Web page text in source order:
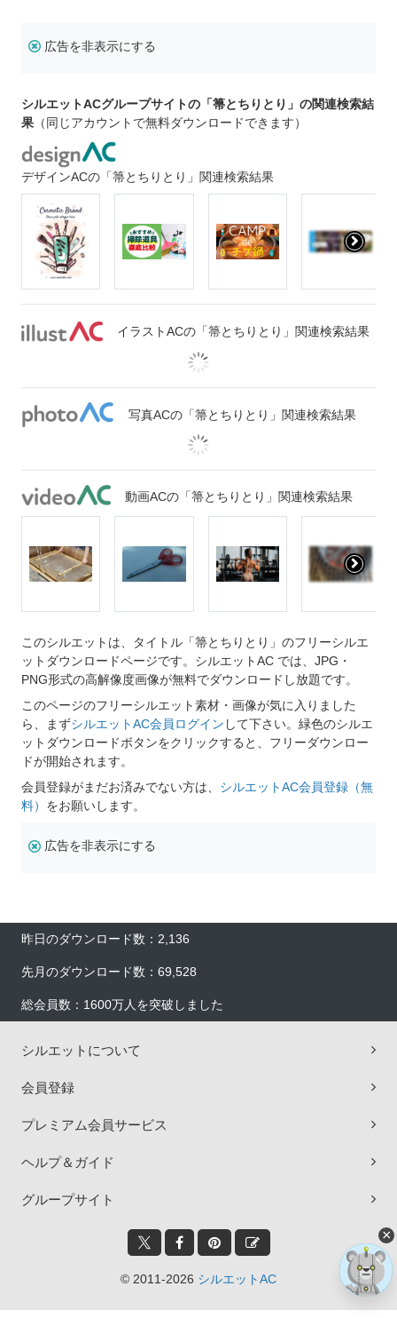
広告を非表示にする
シルエットACグループサイトの「箒とちりとり」の関連検索結
果 （同じアカウントで無料ダウンロードできます）
デザインACの「箒とちりとり」関連検索結果
イラストACの「箒とちりとり」関連検索結果
写真ACの「箒とちりとり」関連検索結果
動画ACの「箒とちりとり」関連検索結果
このシルエットは、タイトル「箒とちりとり」のフリーシルエ
ットダウンロードページです。シルエットAC では、JPG・
PNG形式の高解像度画像が無料でダウンロードし放題です。
このページのフリーシルエット素材・画像が気に入りました
ら、まずシルエットAC会員ログイン して下さい。緑色のシルエ
ットダウンロードボタンをクリックすると、フリーダウンロー
ドが開始されます。
会員登録がまだお済みでない方は、 シルエットAC会員登録（無
料） をお願いします。
広告を非表示にする
昨日のダウンロード数：2,136
先月のダウンロード数：69,528
総会員数：1600万人を突破しました
シルエットについて
会員登録
プレミアム会員サービス
ヘルプ＆ガイド
グループサイト
© 2011-2026 シルエットAC
×